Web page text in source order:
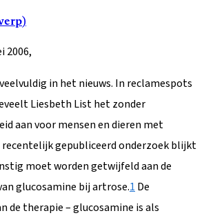
2006,
in het nieuws. In reclamespots
Liesbeth List het zonder
aan voor mensen en dieren met
gepubliceerd onderzoek blijkt
moet worden getwijfeld aan de
glucosamine bij artrose.1 De
de therapie – glucosamine is als